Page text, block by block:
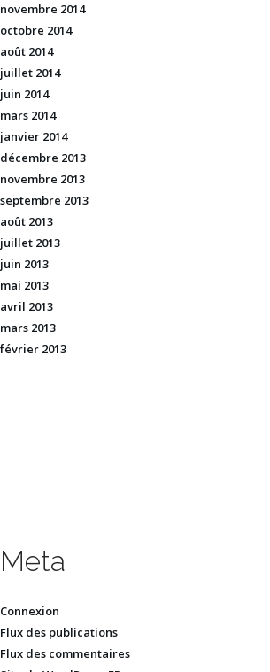
novembre 2014
octobre 2014
août 2014
juillet 2014
juin 2014
mars 2014
janvier 2014
décembre 2013
novembre 2013
septembre 2013
août 2013
juillet 2013
juin 2013
mai 2013
avril 2013
mars 2013
février 2013
Meta
Connexion
Flux des publications
Flux des commentaires